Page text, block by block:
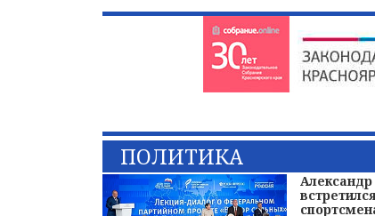
ПОЛИТИКА